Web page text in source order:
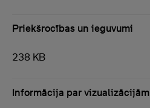
Priekšrocības un ieguvumi
238 KB
Informācija par vizualizācijām